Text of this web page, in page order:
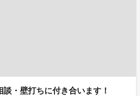
・壁打ちに付き合います！